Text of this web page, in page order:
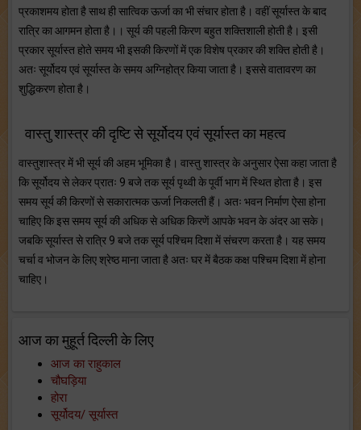
प्रकाशमय होता है साथ ही सात्विक ऊर्जा का भी संचार होता है। वहीं सूर्यास्त के बाद
रात्रि का आगमन होता है।। सूर्य की पहली किरण बहुत शक्तिशाली होती है। इसी
प्रकार सूर्यास्त होते समय भी इसकी किरणों में एक विशेष प्रकार की शक्ति होती है।
अतः सूर्योदय एवं सूर्यास्त के समय अग्निहोत्र किया जाता है। इससे वातावरण का
शुद्धिकरण होता है।
वास्तु शास्त्र की दृष्टि से सूर्योदय एवं सूर्यास्त का महत्व
वास्तुशास्त्र में भी सूर्य की अहम भूमिका है। वास्तु शास्त्र के अनुसार ऐसा कहा जाता है
कि सूर्योदय से लेकर प्रातः 9 बजे तक सूर्य पृथ्वी के पूर्वी भाग में स्थित होता है। इस
समय सूर्य की किरणों से सकारात्मक ऊर्जा निकलती हैं। अतः भवन निर्माण ऐसा होना
चाहिए कि इस समय सूर्य की अधिक से अधिक किरणें आपके भवन के अंदर आ सके।
जबकि सूर्यास्त से रात्रि 9 बजे तक सूर्य पश्चिम दिशा में संचरण करता है। यह समय
चर्चा व भोजन के लिए श्रेष्ठ माना जाता है अतः घर में बैठक कक्ष पश्चिम दिशा में होना
चाहिए।
आज का मुहूर्त दिल्ली के लिए
आज का राहुकाल
चौघड़िया
होरा
सूर्योदय/ सूर्यास्त